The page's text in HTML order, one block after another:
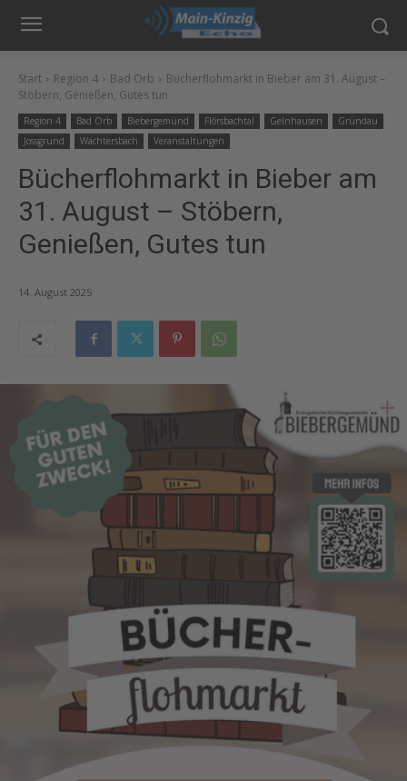
Start Region 4 Bad Orb
Bücherflohmarkt in Bieber am 31. August –
Stöbern, Genießen, Gutes tun
Region 4 Bad Orb Biebergemünd Flörsbachtal Gelnhausen
Gründau
Jossgrund
Wächtersbach Veranstaltungen
Bücherflohmarkt in Bieber am
31. August – Stöbern,
Genießen, Gutes tun
14. August 2025